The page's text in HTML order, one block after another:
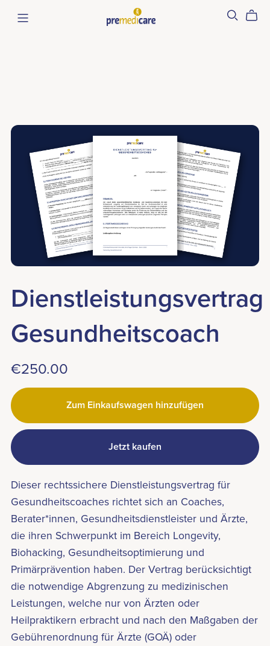
Dienstleistungsvertrag
Gesundheitscoach
€250.00
Zum Einkaufswagen hinzufügen
Jetzt kaufen
Dieser rechtssichere Dienstleistungsvertrag für
Gesundheitscoaches richtet sich an Coaches,
Berater*innen, Gesundheitsdienstleister und Ärzte,
die ihren Schwerpunkt im Bereich Longevity,
Biohacking, Gesundheitsoptimierung und
Primärprävention haben. Der Vertrag berücksichtigt
die notwendige Abgrenzung zu medizinischen
Leistungen, welche nur von Ärzten oder
Heilpraktikern erbracht und nach den Maßgaben der
Gebührenordnung für Ärzte (GOÄ) oder